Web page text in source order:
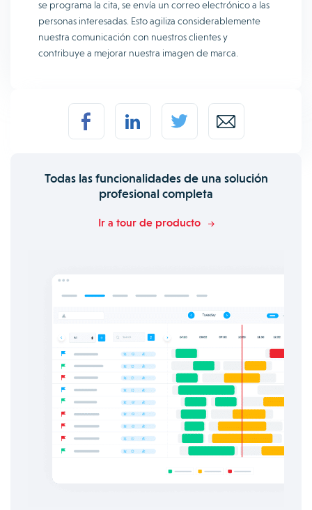
se programa la cita, se envía un correo electrónico a las
personas interesadas. Esto agiliza considerablemente
nuestra comunicación con nuestros clientes y
contribuye a mejorar nuestra imagen de marca.
Todas las funcionalidades de una solución
profesional completa
Ir a tour de producto